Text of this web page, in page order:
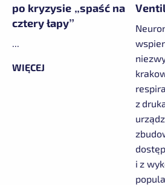
po kryzysie „spaść na
cztery łapy”
...
WIĘCEJ
z
i z